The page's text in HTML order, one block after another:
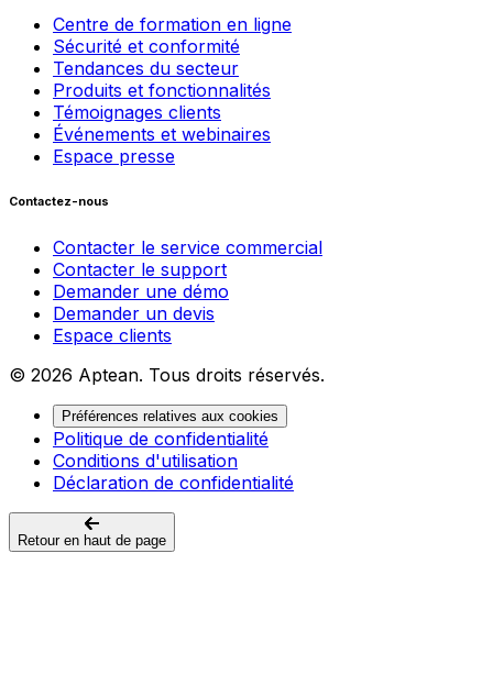
Centre de formation en ligne
Sécurité et conformité
Tendances du secteur
Produits et fonctionnalités
Témoignages clients
Événements et webinaires
Espace presse
Contactez-nous
Contacter le service commercial
Contacter le support
Demander une démo
Demander un devis
Espace clients
© 2026 Aptean. Tous droits réservés.
Préférences relatives aux cookies
Politique de confidentialité
Conditions d'utilisation
Déclaration de confidentialité
Retour en haut de page